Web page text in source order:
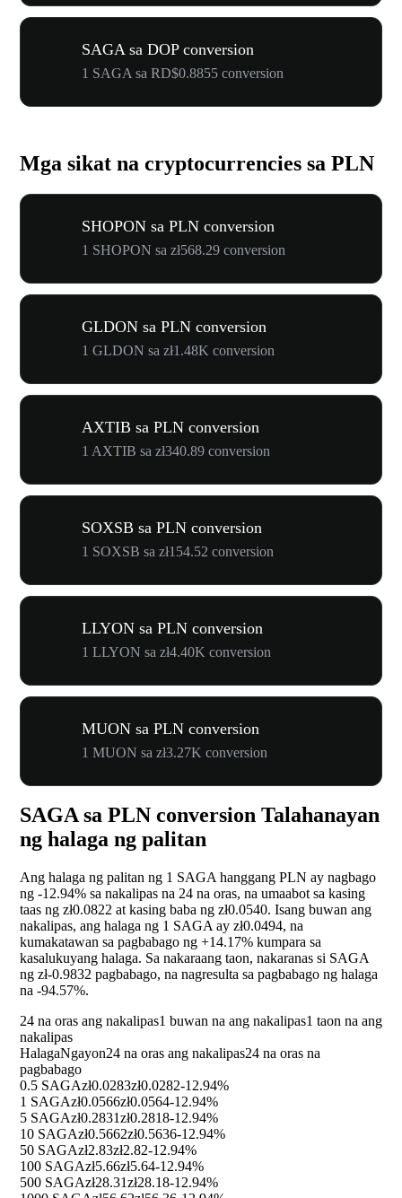
SAGA sa DOP conversion
1 SAGA sa RD$0.8855 conversion
Mga sikat na cryptocurrencies sa PLN
SHOPON sa PLN conversion
1 SHOPON sa zł568.29 conversion
GLDON sa PLN conversion
1 GLDON sa zł1.48K conversion
AXTIB sa PLN conversion
1 AXTIB sa zł340.89 conversion
SOXSB sa PLN conversion
1 SOXSB sa zł154.52 conversion
LLYON sa PLN conversion
1 LLYON sa zł4.40K conversion
MUON sa PLN conversion
1 MUON sa zł3.27K conversion
SAGA sa PLN conversion Talahanayan
ng halaga ng palitan
Ang halaga ng palitan ng 1 SAGA hanggang PLN ay nagbago
ng -12.94% sa nakalipas na 24 na oras, na umaabot sa kasing
taas ng zł0.0822 at kasing baba ng zł0.0540. Isang buwan ang
nakalipas, ang halaga ng 1 SAGA ay zł0.0494, na
kumakatawan sa pagbabago ng +14.17% kumpara sa
kasalukuyang halaga. Sa nakaraang taon, nakaranas si SAGA
ng zł-0.9832 pagbabago, na nagresulta sa pagbabago ng halaga
na -94.57%.
24 na oras ang nakalipas1 buwan na ang nakalipas1 taon na ang
nakalipas
HalagaNgayon24 na oras ang nakalipas24 na oras na
pagbabago
0.5 SAGAzł0.0283zł0.0282-12.94%
1 SAGAzł0.0566zł0.0564-12.94%
5 SAGAzł0.2831zł0.2818-12.94%
10 SAGAzł0.5662zł0.5636-12.94%
50 SAGAzł2.83zł2.82-12.94%
100 SAGAzł5.66zł5.64-12.94%
500 SAGAzł28.31zł28.18-12.94%